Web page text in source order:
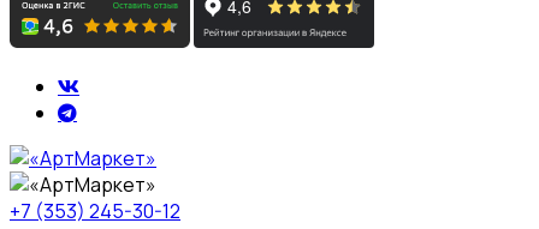
+7 (353) 245-30-12